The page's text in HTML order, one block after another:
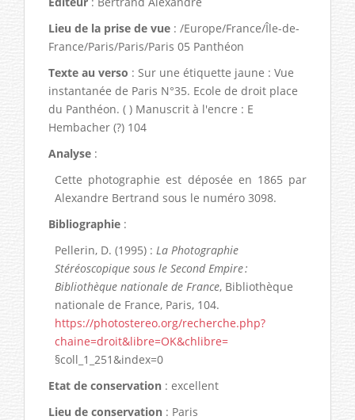
Lieu de la prise de vue : /Europe/France/Île-de-
France/Paris/Paris/Paris 05 Panthéon
Texte au verso : Sur une étiquette jaune : Vue
instantanée de Paris N°35. Ecole de droit place
du Panthéon. ( ) Manuscrit à l'encre : E
Hembacher (?) 104
Analyse :
Cette photographie est déposée en 1865 par
Alexandre Bertrand sous le numéro 3098.
Bibliographie :
Pellerin, D. (1995) : La Photographie
Stéréoscopique sous le Second Empire :
Bibliothèque nationale de France, Bibliothèque
nationale de France, Paris, 104.
https://photostereo.org/recherche.php?
chaine=droit&libre=OK&chlibre=
§coll_1_251&index=0
Etat de conservation : excellent
Lieu de conservation : Paris